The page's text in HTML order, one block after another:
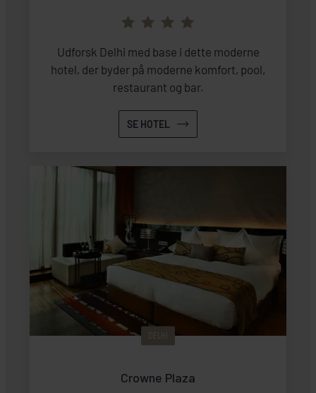
Udforsk Delhi med base i dette moderne
hotel, der byder på moderne komfort, pool,
restaurant og bar.
SE HOTEL
DELHI
Crowne Plaza